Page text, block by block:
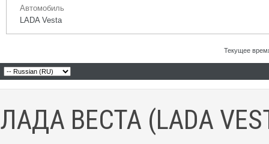
Автомобиль
LADA Vesta
Текущее
ЛАДА ВЕСТА (LADA